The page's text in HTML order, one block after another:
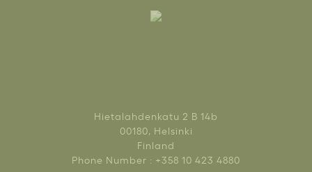
Hietalahdenkatu 2 B 14b
00180, Helsinki
Finland
Phone Number : +358 10 423 4880